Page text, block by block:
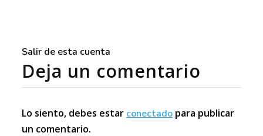
Salir de esta cuenta
Deja un comentario
Lo siento, debes estar conectado para publicar
un comentario.